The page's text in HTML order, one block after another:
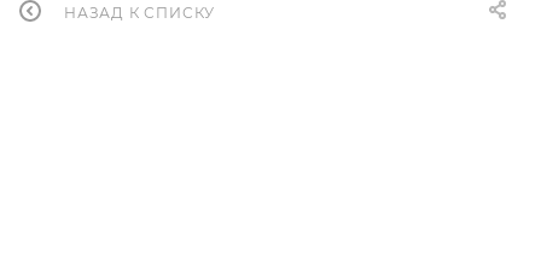
НАЗАД К СПИСКУ